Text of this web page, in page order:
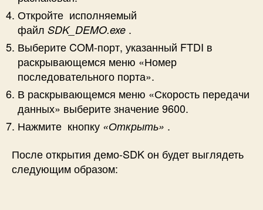
Откройте исполняемый
файл SDK_DEMO.exe .
Выберите COM-порт, указанный FTDI в
раскрывающемся меню «Номер
последовательного порта».
В раскрывающемся меню «Скорость передачи
данных» выберите значение 9600.
Нажмите кнопку «Открыть» .
После открытия демо-SDK он будет выглядеть
следующим образом: